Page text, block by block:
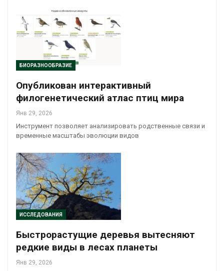
БИОРАЗНООБРАЗИЕ
Опубликован интерактивный
филогенетический атлас птиц мира
Янв 29, 2026
Инструмент позволяет анализировать родственные связи и
временные масштабы эволюции видов
ИССЛЕДОВАНИЯ
Быстрорастущие деревья вытесняют
редкие виды в лесах планеты
Янв 29, 2026